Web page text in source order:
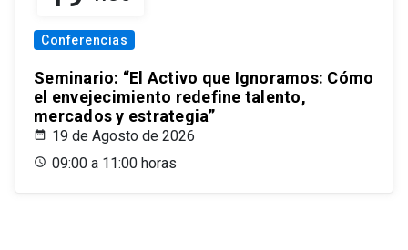
Conferencias
Seminario: “El Activo que Ignoramos: Cómo
el envejecimiento redefine talento,
mercados y estrategia”
19 de Agosto de 2026
09:00 a 11:00 horas